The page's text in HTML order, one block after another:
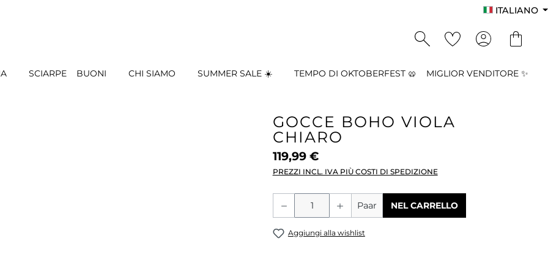
ITALIANO
SCIARPE BUONI CHI SIAMO SUMMER SALE ☀️ TEMPO DI OKTOBERFEST 🥨 MIGLIOR VENDITORE ✨
GOCCE BOHO VIOLA
CHIARO
119,99 €
PREZZI INCL. IVA PIÙ COSTI DI SPEDIZIONE
Quantità del prodotto: inserisci la
Paar NEL CARRELLO
Aggiungi alla wishlist